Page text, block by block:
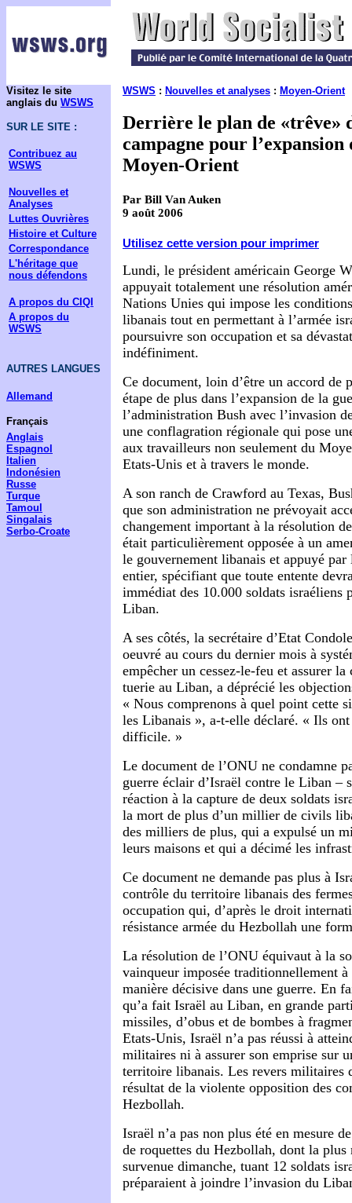
Visitez le site
anglais du WSWS
SUR LE SITE :
Contribuez au
WSWS
Nouvelles et
Analyses
Luttes Ouvrières
Histoire et Culture
Correspondance
L'héritage que
nous défendons
A propos du CIQI
A propos du
WSWS
AUTRES LANGUES
Allemand
Français
Anglais
Espagnol
Italien
Indonésien
Russe
Turque
Tamoul
Singalais
Serbo-Croate
WSWS : Nouvelles et analyses : Moyen-Orient
Derrière le plan de «trêve»
campagne pour
Moyen-Orient
Par Bill Van Auken
9 août 2006
Utilisez cette version pour imprimer
Lundi, le président américain George
appuyait totalement une résolution
Nations Unies qui impose les
libanais tout en permettant à l’armée
poursuivre son occupation et sa
indéfiniment.
Ce document, loin d’être un accord de
étape de plus dans l’expansion de la
l’administration Bush avec l’invasion
une conflagration régionale qui pose
aux travailleurs non seulement du
Etats-Unis et à travers le monde.
A son ranch de Crawford au Texas,
que son administration ne prévoyait
changement important à la résolution
était particulièrement opposée à un
le gouvernement libanais et appuyé par
entier, spécifiant que toute entente
immédiat des 10.000 soldats israéliens
Liban.
A ses côtés, la secrétaire d’Etat
oeuvré au cours du dernier mois à
empêcher un cessez-le-feu et assurer
tuerie au Liban, a déprécié les
« Nous comprenons à quel point cette
les Libanais », a-t-elle déclaré. « Ils
difficile. »
Le document de l’ONU ne condamne
guerre éclair d’Israël contre le Liban –
réaction à la capture de deux soldats
la mort de plus d’un millier de civils
des milliers de plus, qui a expulsé un
leurs maisons et qui a décimé les
Ce document ne demande pas plus à
contrôle du territoire libanais des
occupation qui, d’après le droit
résistance armée du Hezbollah une
La résolution de l’ONU équivaut à la
vainqueur imposée traditionnellement
manière décisive dans une guerre. En
qu’a fait Israël au Liban, en grande
missiles, d’obus et de bombes à
Etats-Unis, Israël n’a pas réussi à
militaires ni à assurer son emprise sur
territoire libanais. Les revers militaires
résultat de la violente opposition des
Hezbollah.
Israël n’a pas non plus été en mesure
de roquettes du Hezbollah, dont la plus
survenue dimanche, tuant 12 soldats
préparaient à joindre l’invasion du